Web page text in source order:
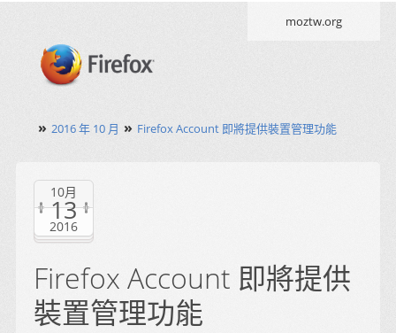
moztw.org
» 2016 年 10 月 » Firefox Account 即將提供裝置管理功能
10月
13
2016
Firefox Account 即將提供
裝置管理功能